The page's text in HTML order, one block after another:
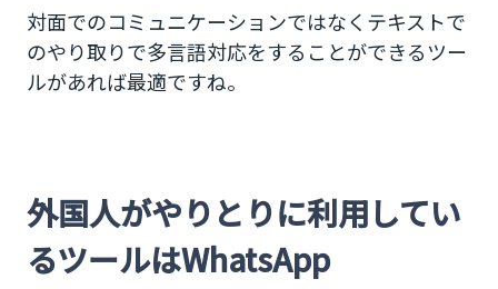
対面でのコミュニケーションではなくテキストで
のやり取りで多言語対応をすることができるツー
ルがあれば最適ですね。
外国人がやりとりに利用してい
るツールはWhatsApp